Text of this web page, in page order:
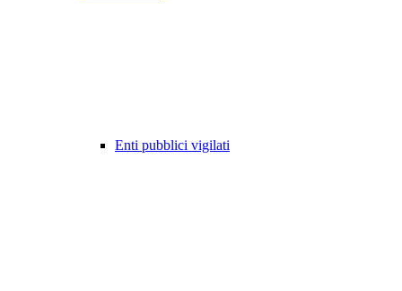
Enti pubblici vigilati